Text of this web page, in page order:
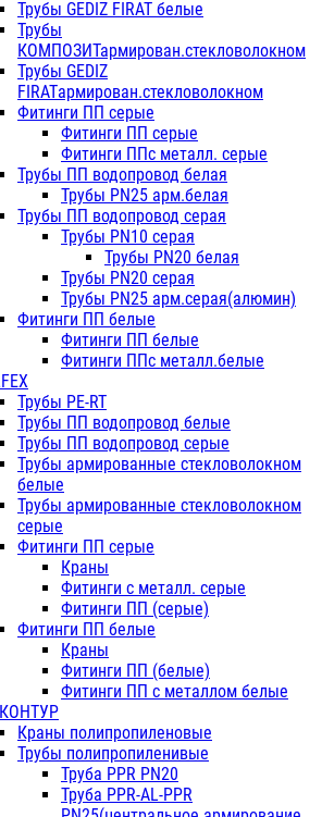
Трубы GEDIZ FIRAT белые
Трубы
КОМПОЗИТармирован.стекловолокном
Трубы GEDIZ
FIRATармирован.стекловолокном
Фитинги ПП серые
Фитинги ПП серые
Фитинги ППс металл. серые
Трубы ПП водопровод белая
Трубы PN25 арм.белая
Трубы ПП водопровод серая
Трубы PN10 серая
Трубы PN20 белая
Трубы PN20 серая
Трубы PN25 арм.серая(алюмин)
Фитинги ПП белые
Фитинги ПП белые
Фитинги ППс металл.белые
Трубы PE-RT
Трубы ПП водопровод белые
Трубы ПП водопровод серые
Трубы армированные стекловолокном
белые
Трубы армированные стекловолокном
серые
Фитинги ПП серые
Краны
Фитинги с металл. серые
Фитинги ПП (серые)
Фитинги ПП белые
Краны
Фитинги ПП (белые)
Фитинги ПП с металлом белые
Краны полипропиленовые
Трубы полипропиленивые
Труба PPR PN20
Труба PPR-AL-PPR